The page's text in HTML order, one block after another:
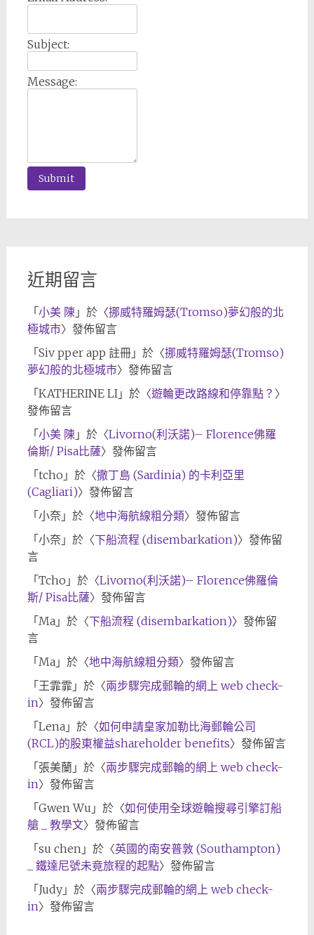
Subject:
Message:
近期留言
「 小美 陳」於〈挪威特羅姆瑟(Tromso)夢幻般的北
極城市〉發佈留言
「 Siv pper app 註冊」於〈挪威特羅姆瑟(Tromso)
夢幻般的北極城市〉發佈留言
「 KATHERINE LI」於〈遊輪更改路線和停靠點？ 〉
發佈留言
「 小美 陳」於〈Livorno(利沃諾)– Florence佛羅
倫斯/ Pisa比薩〉發佈留言
「 tcho 」於〈撒丁島 (Sardinia) 的卡利亞里
(Cagliari)〉發佈留言
「 小奈」於〈地中海航線粗分類〉發佈留言
「 小奈」於〈下船流程 (disembarkation)〉發佈留
言
「 Tcho 」於〈Livorno(利沃諾)– Florence佛羅倫
斯/ Pisa比薩〉發佈留言
「 Ma」於〈下船流程 (disembarkation)〉發佈留
言
「 Ma」於〈地中海航線粗分類〉發佈留言
「 王霏霏」於〈兩步驟完成郵輪的網上 web check-
in〉發佈留言
「 Lena」於〈如何申請皇家加勒比海郵輪公司
(RCL)的股東權益shareholder benefits〉發佈留言
「 張美蘭 」於〈兩步驟完成郵輪的網上 web check-
in〉發佈留言
「 Gwen Wu 」於〈如何使用全球遊輪搜尋引擎訂船
艙 _ 教學文〉發佈留言
「 su chen」於〈英國的南安普敦 (Southampton)
_ 鐵達尼號未竟旅程的起點〉發佈留言
「 Judy」於〈兩步驟完成郵輪的網上 web check-
in〉發佈留言